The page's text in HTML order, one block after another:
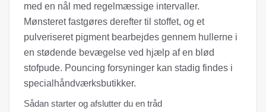
med en nål med regelmæssige intervaller.
Mønsteret fastgøres derefter til stoffet, og et
pulveriseret pigment bearbejdes gennem hullerne i
en stødende bevægelse ved hjælp af en blød
stofpude. Pouncing forsyninger kan stadig findes i
specialhåndværksbutikker.
Sådan starter og afslutter du en tråd